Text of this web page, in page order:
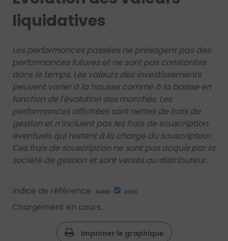
liquidatives
Les performances passées ne présagent pas des
performances futures et ne sont pas constantes
dans le temps. Les valeurs des investissements
peuvent varier à la hausse comme à la baisse en
fonction de l'évolution des marchés. Les
performances affichées sont nettes de frais de
gestion et n’incluent pas les frais de souscription
éventuels qui restent à la charge du souscripteur.
Ces frais de souscription ne sont pas acquis par la
société de gestion et sont versés au distributeur.
Indice de référence SANS AVEC
Chargement en cours...
Imprimer le graphique